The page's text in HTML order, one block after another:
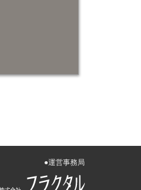
●運営事務局